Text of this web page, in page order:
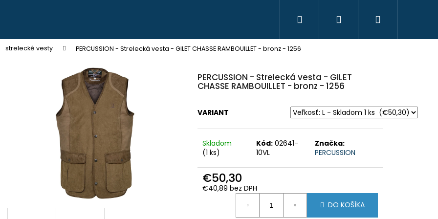
Hľadať Prihlásenie
strelecké vesty PERCUSSION - Strelecká vesta - GILET CHASSE RAMBOUILLET - bronz - 1256
PERCUSSION - Strelecká vesta - GILET
CHASSE RAMBOUILLET - bronz - 1256
VARIANT
Skladom
(1 ks)
Kód: 02641-
10VL
Značka:
PERCUSSION
€50,30
€40,89 bez DPH
Jednotková
DO KOŠÍKA
Čo potrebujete nájsť?
Odporúčame
PEVNÉ POĽOVNÍCKE NOHAVICE DO
POHONU RHINO - PHPN004
€112,30
POĽOVNÍCKE NOHAVICE IBEX CHAUD -
VERNEY CARRON - PHPN011 - KAKI